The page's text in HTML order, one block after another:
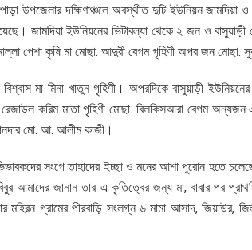
উপজেলার দক্ষিণাঞ্চলে অবস্থীত দুটি ইউনিয়ন জামদিয়া
জামদিয়া ইউনিয়নের ভিটাবল্যা থেকে ২ জন ও বাসুয়াড়ী
পেশা কৃষি মা মোছা. আদুরী বেগম গৃহিণী অপর জন মোছা.
মা মিনা খাতুন গৃহিণী। অপরদিকে বাসুয়াড়ী
মো. রেজাউল করিম মাতা গৃহিণী মোছা. বিলকিসআরা বেগম
মো. আ. আলীম কাজী।
সংগে তাহাদের ইচ্ছা ও মনের আশা পুরোন হতে
আমাদের জানান তার এ কৃতিত্বের জন্য মা, বাবার পর
মহিরন গ্রামের পীরবাড়ি সংলগ্ন ৬ মামা আসাদ,